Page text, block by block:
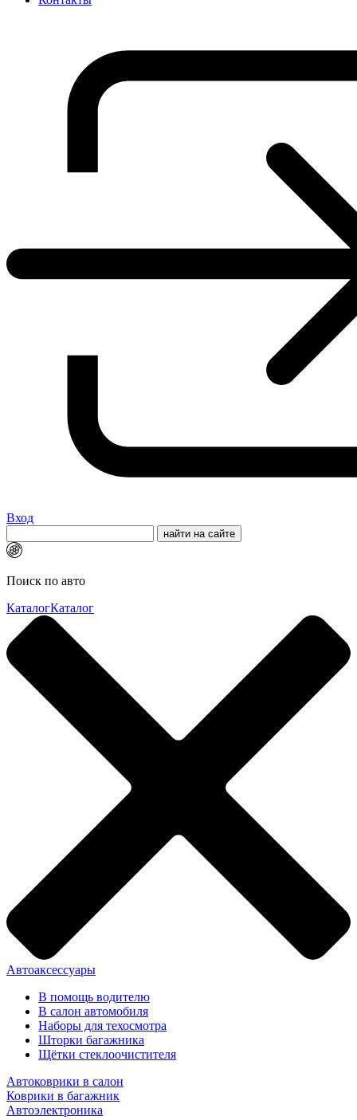
Вход
Поиск по авто
КаталогКаталог
Автоаксессуары
В помощь водителю
В салон автомобиля
Наборы для техосмотра
Шторки багажника
Щётки стеклоочистителя
Автоковрики в салон
Коврики в багажник
Автоэлектроника